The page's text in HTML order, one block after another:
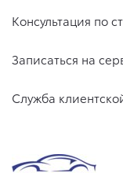
Консультация по
Записаться на
Служба